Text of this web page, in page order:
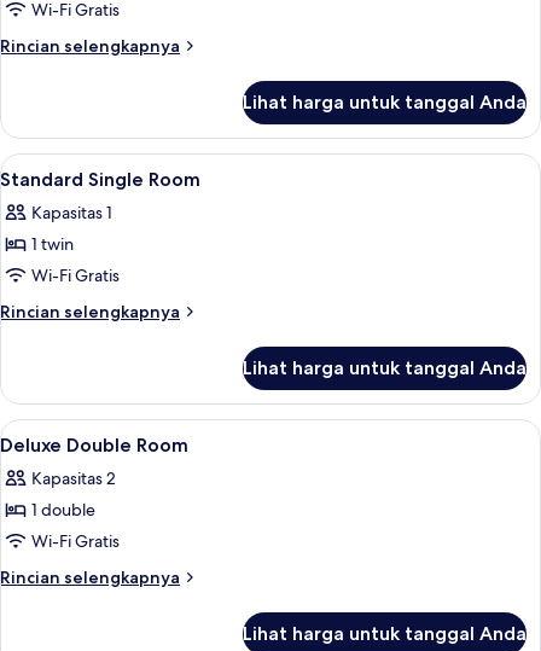
Deluxe
Single
Wi-Fi Gratis
Rincian selengkapnya
Rincian
Deluxe
Single
Room
Lihat harga untuk tanggal Anda
Lihat
semua
foto
untuk
Standard
Single
Seprai premium, tempat tidur Select
20
Standard Single Room
Kapasitas 1
1 twin
Wi-Fi Gratis
Rincian selengkapnya
Rincian
Standard
Single
Room
Lihat harga untuk tanggal Anda
Lihat
semua
foto
untuk
Deluxe
Double
Seprai premium, tempat tidur Select
24
Deluxe Double Room
Kapasitas 2
1 double
Wi-Fi Gratis
Rincian selengkapnya
Rincian
Lihat harga untuk tanggal Anda